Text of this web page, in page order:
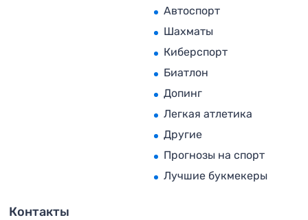
Автоспорт
Шахматы
Киберспорт
Биатлон
Допинг
Легкая атлетика
Другие
Прогнозы на спорт
Лучшие букмекеры
Контакты